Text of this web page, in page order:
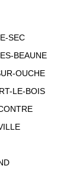
SEC
BEAUNE
OUCHE
LE-BOIS